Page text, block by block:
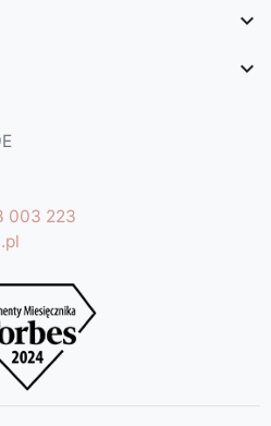


003 223